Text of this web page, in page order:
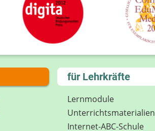
für Lehrkräfte
Lernmodule
Unterrichts­materialien
Internet-ABC-Schule